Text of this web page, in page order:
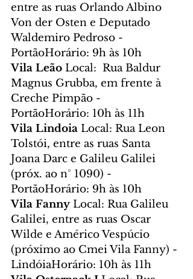
entre as ruas Orlando Albino
Von der Osten e Deputado
Waldemiro Pedroso -
PortãoHorário: 9h às 10h
Vila Leão Local:  Rua Baldur
Magnus Grubba, em frente à
Creche Pimpão -
PortãoHorário: 10h às 11h
Vila Lindoia Local: Rua Leon
Tolstói, entre as ruas Santa
Joana Darc e Galileu Galilei
(próx. ao n° 1090) -
PortãoHorário: 9h às 10h
Vila Fanny Local: Rua Galileu
Galilei, entre as ruas Oscar
Wilde e Américo Vespúcio
(próximo ao Cmei Vila Fanny) -
LindóiaHorário: 10h às 11h